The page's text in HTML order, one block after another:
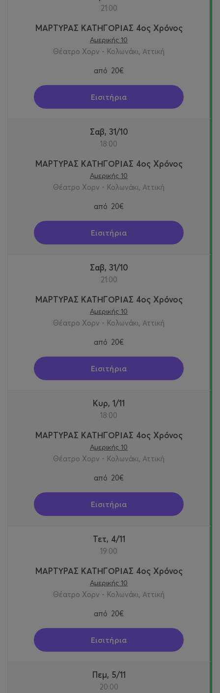
21:00
ΜΑΡΤΥΡΑΣ ΚΑΤΗΓΟΡΙΑΣ 4ος Χρόνος
Αμερικής 10
Θέατρο Χορν - Κολωνάκι, Αττική
από 20€
Εισιτήρια
Σαβ, 31/10
18:00
ΜΑΡΤΥΡΑΣ ΚΑΤΗΓΟΡΙΑΣ 4ος Χρόνος
Αμερικής 10
Θέατρο Χορν - Κολωνάκι, Αττική
από 20€
Εισιτήρια
Σαβ, 31/10
21:00
ΜΑΡΤΥΡΑΣ ΚΑΤΗΓΟΡΙΑΣ 4ος Χρόνος
Αμερικής 10
Θέατρο Χορν - Κολωνάκι, Αττική
από 20€
Εισιτήρια
Κυρ, 1/11
18:00
ΜΑΡΤΥΡΑΣ ΚΑΤΗΓΟΡΙΑΣ 4ος Χρόνος
Αμερικής 10
Θέατρο Χορν - Κολωνάκι, Αττική
από 20€
Εισιτήρια
Τετ, 4/11
19:00
ΜΑΡΤΥΡΑΣ ΚΑΤΗΓΟΡΙΑΣ 4ος Χρόνος
Αμερικής 10
Θέατρο Χορν - Κολωνάκι, Αττική
από 20€
Εισιτήρια
Πεμ, 5/11
20:00